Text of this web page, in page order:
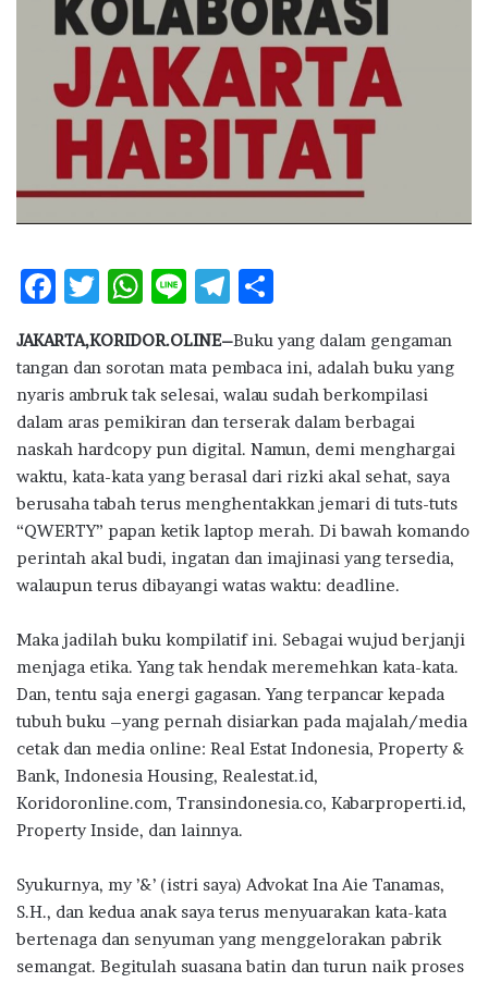
F
e
b
o
o
k
T
it
te
r
W
at
s
A
p
p
Li
e
T
e
g
ra
m
ar
e
JAKARTA,KORIDOR.OLINE–Buku yang dalam gengaman
tangan dan sorotan mata pembaca ini, adalah buku yang
nyaris ambruk tak selesai, walau sudah berkompilasi
dalam aras pemikiran dan terserak dalam berbagai
naskah hardcopy pun digital. Namun, demi menghargai
waktu, kata-kata yang berasal dari rizki akal sehat, saya
berusaha tabah terus menghentakkan jemari di tuts-tuts
“QWERTY” papan ketik laptop merah. Di bawah komando
perintah akal budi, ingatan dan imajinasi yang tersedia,
walaupun terus dibayangi watas waktu: deadline.
Maka jadilah buku kompilatif ini. Sebagai wujud berjanji
menjaga etika. Yang tak hendak meremehkan kata-kata.
Dan, tentu saja energi gagasan. Yang terpancar kepada
tubuh buku –yang pernah disiarkan pada majalah/media
cetak dan media online: Real Estat Indonesia, Property &
Bank, Indonesia Housing, Realestat.id,
Koridoronline.com, Transindonesia.co, Kabarproperti.id,
Property Inside, dan lainnya.
Syukurnya, my ’&’ (istri saya) Advokat Ina Aie Tanamas,
S.H., dan kedua anak saya terus menyuarakan kata-kata
bertenaga dan senyuman yang menggelorakan pabrik
semangat. Begitulah suasana batin dan turun naik proses